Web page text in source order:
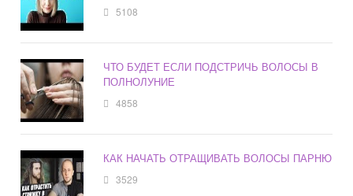
5108
ЧТО БУДЕТ ЕСЛИ ПОДСТРИЧЬ ВОЛОСЫ В
ПОЛНОЛУНИЕ
4858
КАК НАЧАТЬ ОТРАЩИВАТЬ ВОЛОСЫ ПАРНЮ
3529